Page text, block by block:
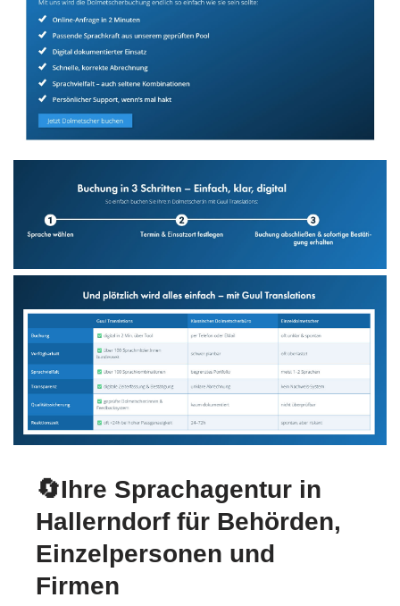
🔄Ihre Sprachagentur in
Hallerndorf für Behörden,
Einzelpersonen und
Firmen